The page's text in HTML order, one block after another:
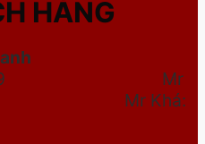
HÀNG
8989 Mr
7777 Mr Khá: